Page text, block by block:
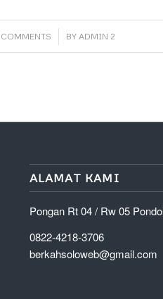
/ BY ADMIN 2
ALAMAT KAMI
Pongan Rt 04 / Rw 05
0822-4218-3706
berkahsoloweb@gmail.com